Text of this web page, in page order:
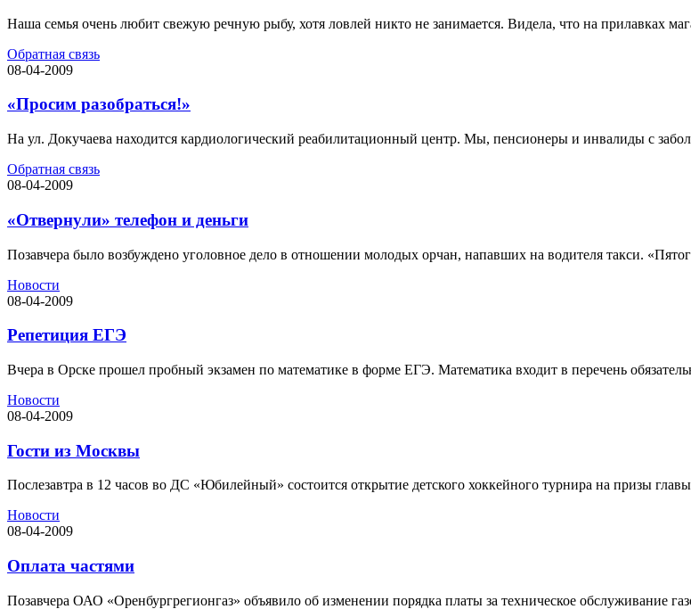
Наша семья очень любит свежую речную рыбу, хотя ловлей никто не занимается. Видела, что на прилавках
Обратная связь
08-04-2009
«Просим разобраться!»
На ул. Докучаева находится кардиологический реабилитационный центр. Мы, пенсионеры и инвалиды с
Обратная связь
08-04-2009
«Отвернули» телефон и деньги
Позавчера было возбуждено уголовное дело в отношении молодых орчан, напавших на водителя такси.
Новости
08-04-2009
Репетиция ЕГЭ
Вчера в Орске прошел пробный экзамен по математике в форме ЕГЭ. Математика входит в перечень
Новости
08-04-2009
Гости из Москвы
Послезавтра в 12 часов во ДС «Юбилейный» состоится открытие детского хоккейного турнира на призы
Новости
08-04-2009
Оплата частями
Позавчера ОАО «Оренбургрегионгаз» объявило об изменении порядка платы за техническое обслуживание